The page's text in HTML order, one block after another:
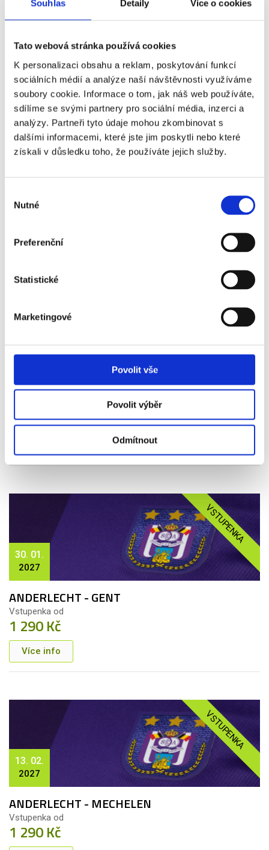
Souhlas Detaily Více o cookies
Tato webová stránka používá cookies
K personalizaci obsahu a reklam, poskytování funkcí
sociálních médií a analýze naší návštěvnosti využíváme
soubory cookie. Informace o tom, jak náš web používáte,
sdílíme se svými partnery pro sociální média, inzerci a
analýzy. Partneři tyto údaje mohou zkombinovat s
dalšími informacemi, které jste jim poskytli nebo které
získali v důsledku toho, že používáte jejich služby.
souhlasu
Nutné
Preferenční
Statistické
Marketingové
Povolit vše
Povolit výběr
Odmítnout
2 390 Kč
VSTUPENKA
12. 12.
2026
Vstupenka od
1 290 Kč
Více info
VSTUPENKA
ANDERLECHT - ST. TRUIDENSE
1 290 Kč
VSTUPENKA
30. 01.
2027
ANDERLECHT - GENT
Vstupenka od
1 290 Kč
Více info
VSTUPENKA
13. 02.
2027
ANDERLECHT - MECHELEN
Vstupenka od
1 290 Kč